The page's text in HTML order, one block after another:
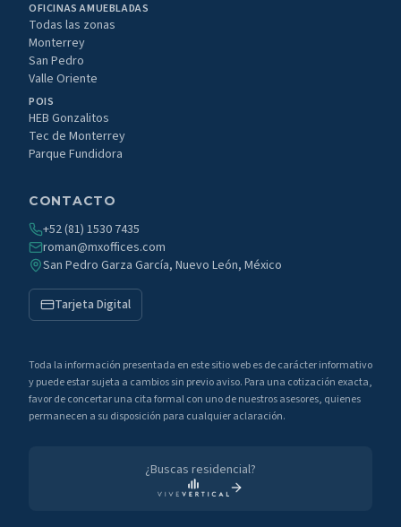
OFICINAS AMUEBLADAS
Todas las zonas
Monterrey
San Pedro
Valle Oriente
POIS
HEB Gonzalitos
Tec de Monterrey
Parque Fundidora
CONTACTO
+52 (81) 1530 7435
roman@mxoffices.com
San Pedro Garza García, Nuevo León, México
Tarjeta Digital
Toda la información presentada en este sitio web es de carácter informativo
y puede estar sujeta a cambios sin previo aviso. Para una cotización exacta,
favor de concertar una cita formal con uno de nuestros asesores, quienes
permanecen a su disposición para cualquier aclaración.
¿Buscas residencial?